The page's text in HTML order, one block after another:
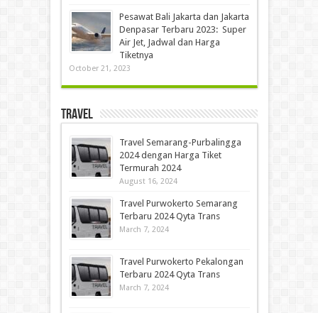
Pesawat Bali Jakarta dan Jakarta
Denpasar Terbaru 2023: Super
Air Jet, Jadwal dan Harga
Tiketnya
October 21, 2023
Travel
Travel Semarang-Purbalingga
2024 dengan Harga Tiket
Termurah 2024
August 16, 2024
Travel Purwokerto Semarang
Terbaru 2024 Qyta Trans
March 7, 2024
Travel Purwokerto Pekalongan
Terbaru 2024 Qyta Trans
March 7, 2024